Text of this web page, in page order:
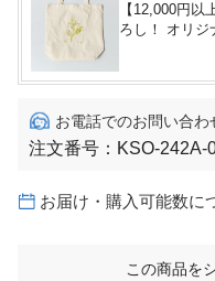
【12,000円
ろし！ オリジ
お電話でのお問い合
注文番号： KSO-242A-
お届け・購入可能数に
この商品を